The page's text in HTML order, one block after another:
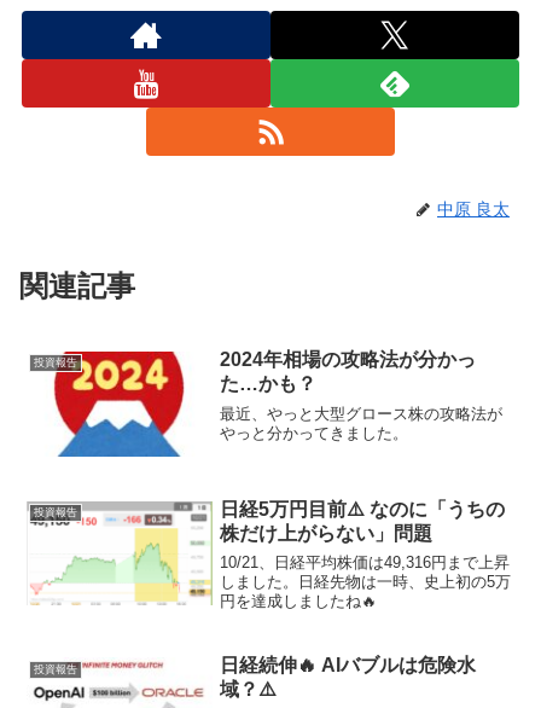
中原 良太
関連記事
投資報告
2024年相場の攻略法が分かっ
た…かも？
最近、やっと大型グロース株の攻略法が
やっと分かってきました。
投資報告
日経5万円目前⚠️ なのに「うちの
株だけ上がらない」問題
10/21、日経平均株価は49,316円まで上昇
しました。日経先物は一時、史上初の5万
円を達成しましたね🔥
投資報告
日経続伸🔥 AIバブルは危険水
域？⚠️